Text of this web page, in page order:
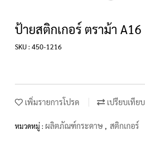
ป้ายสติกเกอร์ ตราม้า A16
SKU : 450-1216
เพิ่มรายการโปรด เปรียบเทียบ
หมวดหมู่ : ผลิตภัณฑ์กระดาษ , สติกเกอร์